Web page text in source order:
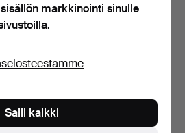
VAATTEETKAAPPI
markkinointi sinulle
Salli kaikki